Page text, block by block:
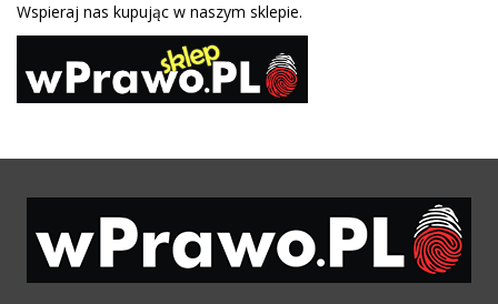
Wspieraj nas kupując w naszym sklepie.